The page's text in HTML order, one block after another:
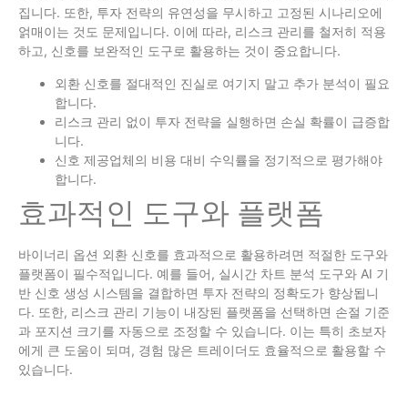
집니다. 또한, 투자 전략의 유연성을 무시하고 고정된 시나리오에
얽매이는 것도 문제입니다. 이에 따라, 리스크 관리를 철저히 적용
하고, 신호를 보완적인 도구로 활용하는 것이 중요합니다.
외환 신호를 절대적인 진실로 여기지 말고 추가 분석이 필요
합니다.
리스크 관리 없이 투자 전략을 실행하면 손실 확률이 급증합
니다.
신호 제공업체의 비용 대비 수익률을 정기적으로 평가해야
합니다.
효과적인 도구와 플랫폼
바이너리 옵션 외환 신호를 효과적으로 활용하려면 적절한 도구와
플랫폼이 필수적입니다. 예를 들어, 실시간 차트 분석 도구와 AI 기
반 신호 생성 시스템을 결합하면 투자 전략의 정확도가 향상됩니
다. 또한, 리스크 관리 기능이 내장된 플랫폼을 선택하면 손절 기준
과 포지션 크기를 자동으로 조정할 수 있습니다. 이는 특히 초보자
에게 큰 도움이 되며, 경험 많은 트레이더도 효율적으로 활용할 수
있습니다.